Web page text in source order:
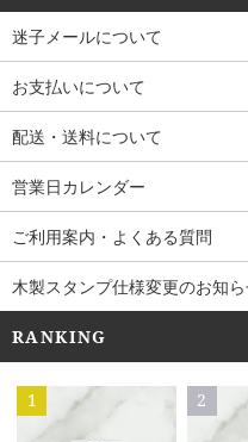
迷子メールについて
お支払いについて
配送・送料について
営業日カレンダー
ご利用案内・よくある質問
木製スタンプ仕様変更のお知
RANKING
1 2